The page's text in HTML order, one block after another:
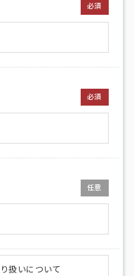
必須
必須
任意
扱いについて